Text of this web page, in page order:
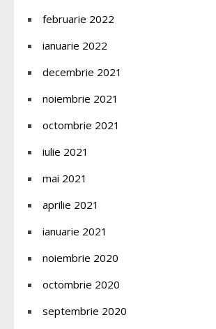
februarie 2022
ianuarie 2022
decembrie 2021
noiembrie 2021
octombrie 2021
iulie 2021
mai 2021
aprilie 2021
ianuarie 2021
noiembrie 2020
octombrie 2020
septembrie 2020